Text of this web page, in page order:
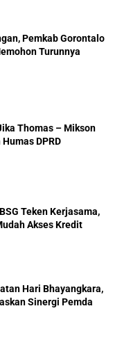
Pemkab Gorontalo
Turunnya
Thomas – Mikson
DPRD
Teken Kerjasama,
Akses Kredit
Hari Bhayangkara,
Sinergi Pemda